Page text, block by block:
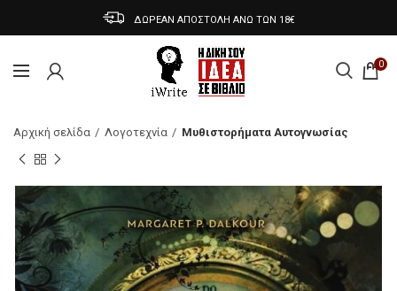
ΔΩΡΕΑΝ ΑΠΟΣΤΟΛΗ ΑΝΩ ΤΩΝ 18€
0
Αρχική σελίδα Λογοτεχνία Μυθιστορήματα Αυτογνωσίας